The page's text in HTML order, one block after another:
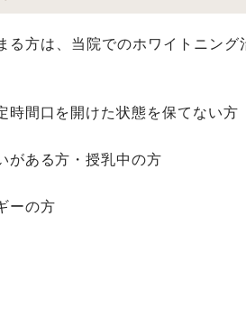
る⽅は、当院でのホワイトニン
時間⼝を開けた状態を保てない⽅
がある⽅・授乳中の⽅
ーの⽅